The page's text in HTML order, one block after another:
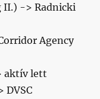
II.) -> Radnicki
Agency
aktív lett
DVSC